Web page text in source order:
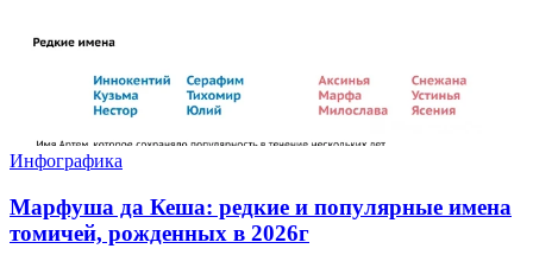
Инфографика
Марфуша да Кеша: редкие и популярные имена
томичей, рожденных в 2026г